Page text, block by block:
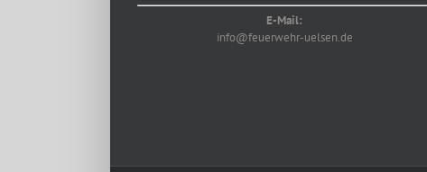
E-Mail:
info@feuerwehr-uelsen.de